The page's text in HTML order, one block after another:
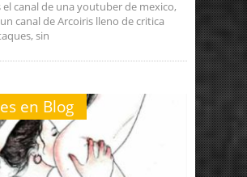
el canal de una youtuber de mexico,
canal de Arcoiris lleno de critica
sin
en Blog